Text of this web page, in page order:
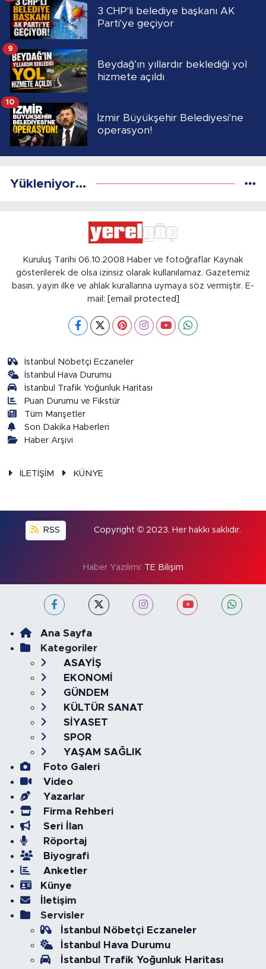
3 CHP'li belediye başkanı AK
Parti'ye geçiyor
Beydağ’ın yıllardır beklediği yol
hizmete açıldı
9
İzmir Büyükşehir Belediyesi'ne
operasyon!
10
Yükleniyor...
Kuruluş Tarihi 06.10.2008 Haber ve fotoğraflar Kaynak
gösterilerek de olsa izinsiz olarak kullanılamaz. Gazetemiz
basın, yayın ilke ve ahlak kurallarına uymaya söz vermiştir. E-
mail:
[email protected]
İstanbul Nöbetçi Eczaneler
İstanbul Hava Durumu
İstanbul Trafik Yoğunluk Haritası
Puan Durumu ve Fikstür
Tüm Manşetler
Son Dakika Haberleri
Haber Arşivi
İLETİŞİM KÜNYE
RSS Copyright © 2023. Her hakkı saklıdır.
Haber Yazılımı: TE Bilişim
Ana Sayfa
Kategoriler
ASAYİŞ
EKONOMİ
GÜNDEM
KÜLTÜR SANAT
SİYASET
SPOR
YAŞAM SAĞLIK
Foto Galeri
Video
Yazarlar
Firma Rehberi
Seri İlan
Röportaj
Biyografi
Anketler
Künye
İletişim
Servisler
İstanbul Nöbetçi Eczaneler
İstanbul Hava Durumu
İstanbul Trafik Yoğunluk Haritası